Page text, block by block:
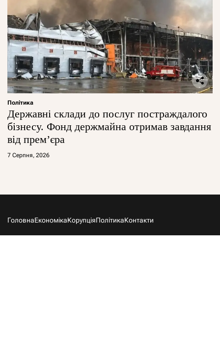
Політика
Державні склади до послуг постраждалого
бізнесу. Фонд держмайна отримав завдання
від прем’єра
7 Серпня, 2026
ГоловнаЕкономікаКорупціяПолітикаКонтакти